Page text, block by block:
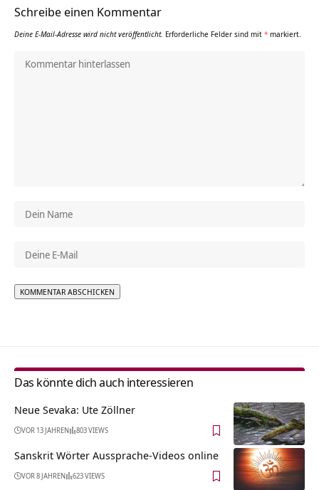
Schreibe einen Kommentar
Deine E-Mail-Adresse wird nicht veröffentlicht. Erforderliche Felder sind mit * markiert.
Das könnte dich auch interessieren
Neue Sevaka: Ute Zöllner
VOR 13 JAHREN 803 VIEWS
Sanskrit Wörter Aussprache-Videos online
VOR 8 JAHREN 623 VIEWS